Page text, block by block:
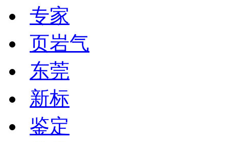
专家
页岩气
东莞
新标
鉴定